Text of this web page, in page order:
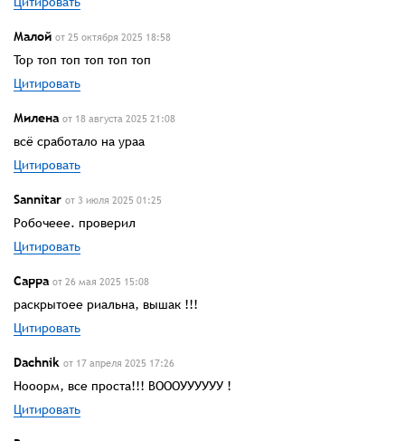
Малой от 25 октября 2025 18:58
Top топ топ топ топ топ
Цитировать
Милена от 18 августа 2025 21:08
всё сработало на ураа
Цитировать
Sannitar от 3 июля 2025 01:25
Робочеее. проверил
Цитировать
Сарра от 26 мая 2025 15:08
раскрытоее риальна, вышак !!!
Цитировать
Dachnik от 17 апреля 2025 17:26
Нооорм, все проста!!! ВОООУУУУУУ !
Цитировать